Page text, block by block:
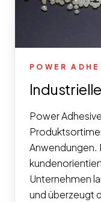
POWER
Power
Anwendungen.
Unternehmen
und überzeugt